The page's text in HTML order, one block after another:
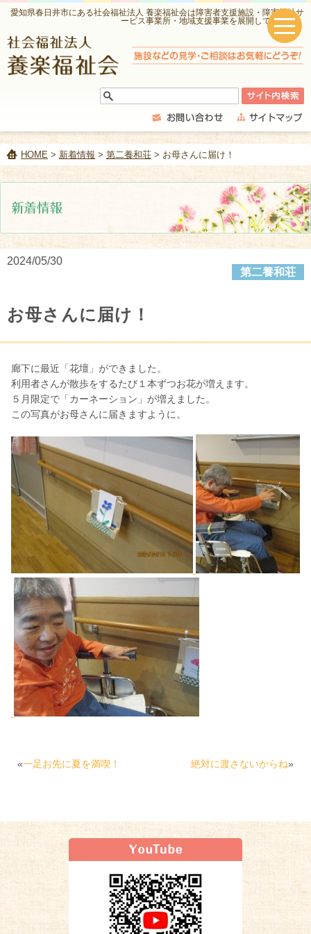
愛知県春日井市にある社会福祉法人 養楽福祉会は障害者支援施設・障害福祉サ
ービス事業所・地域支援事業を展開しています。
HOME > 新着情報 > 第二養和荘 > お母さんに届け！
2024/05/30
第二養和荘
お母さんに届け！
廊下に最近「花壇」ができました。
利用者さんが散歩をするたび１本ずつお花が増えます。
５月限定で「カーネーション」が増えました。
この写真がお母さんに届きますように。
«一足お先に夏を満喫！ 絶対に渡さないからね»